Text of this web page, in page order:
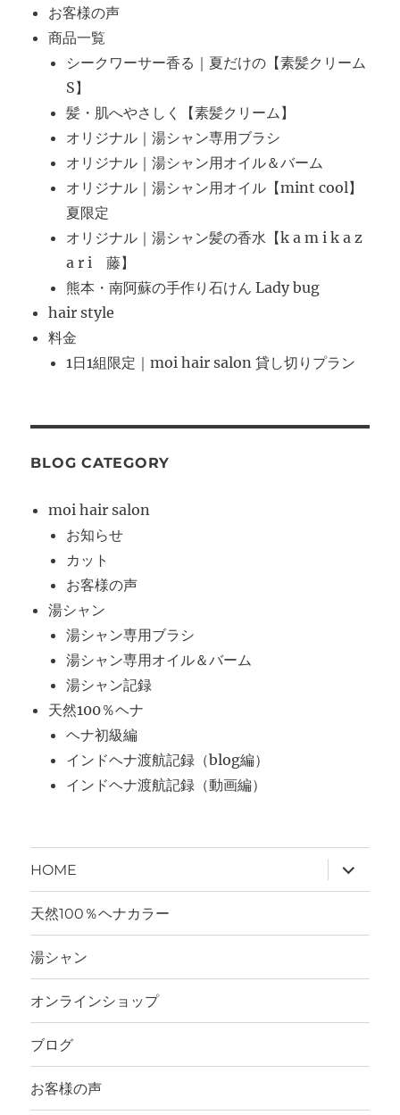
お客様の声
商品一覧
シークワーサー香る｜夏だけの【素髪クリーム
S】
髪・肌へやさしく【素髪クリーム】
オリジナル｜湯シャン専用ブラシ
オリジナル｜湯シャン用オイル＆バーム
オリジナル｜湯シャン用オイル【mint cool】
夏限定
オリジナル｜湯シャン髪の香水【k a m i k a z
a r i 藤】
熊本・南阿蘇の手作り石けん Lady bug
hair style
料金
1日1組限定｜moi hair salon 貸し切りプラン
BLOG CATEGORY
moi hair salon
お知らせ
カット
お客様の声
湯シャン
湯シャン専用ブラシ
湯シャン専用オイル＆バーム
湯シャン記録
天然100％ヘナ
ヘナ初級編
インドヘナ渡航記録（blog編）
インドヘナ渡航記録（動画編）
HOME
ブ
メ
ー
開
天然100％ヘナカラー
湯シャン
オンラインショップ
ブログ
お客様の声